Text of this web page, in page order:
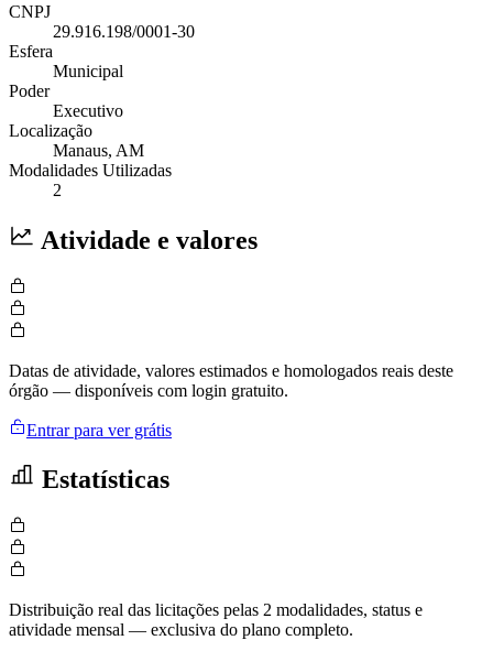
CNPJ
29.916.198/0001-30
Esfera
Municipal
Poder
Executivo
Localização
Manaus, AM
Modalidades Utilizadas
2
Atividade e valores
Datas de atividade, valores estimados e homologados reais deste
órgão — disponíveis com login gratuito.
Entrar para ver grátis
Estatísticas
Distribuição real das licitações pelas 2 modalidades, status e
atividade mensal — exclusiva do plano completo.